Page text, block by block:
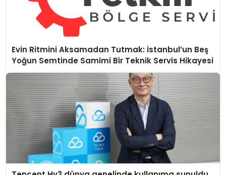
Evin Ritmini Aksamadan Tutmak: İstanbul’un Beş
Yoğun Semtinde Samimi Bir Teknik Servis Hikayesi